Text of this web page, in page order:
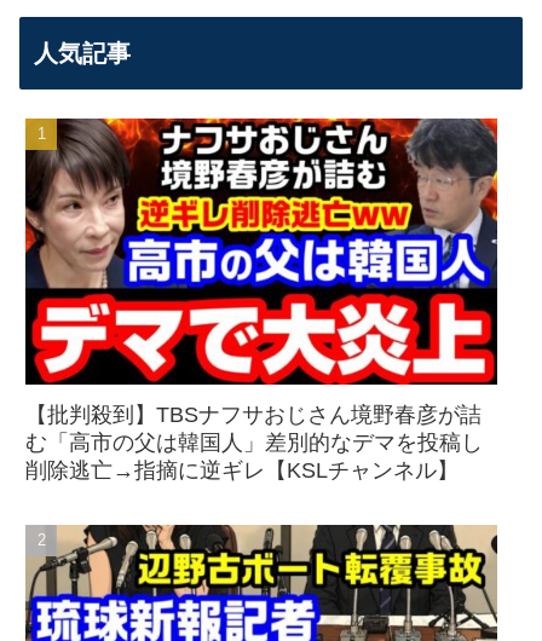
人気記事
【批判殺到】TBSナフサおじさん境野春彦が詰
む「高市の父は韓国人」差別的なデマを投稿し
削除逃亡→指摘に逆ギレ【KSLチャンネル】